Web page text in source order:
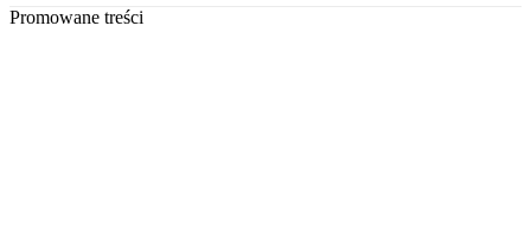
Promowane treści